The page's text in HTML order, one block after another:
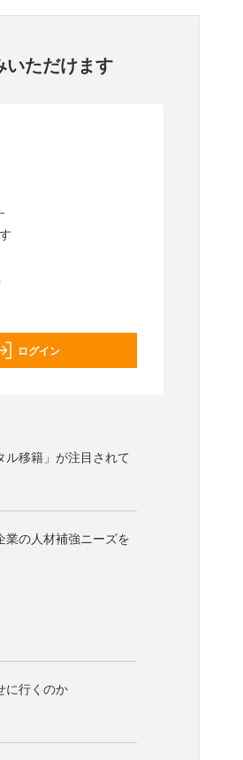
いただけます
ログイン
移籍」が注目されて
業の人材補強ニーズを
に行くのか